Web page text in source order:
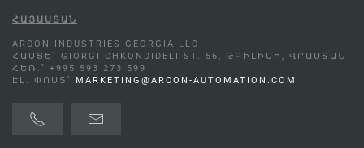
ՀԱՅԱՍՏԱՆ
ARCON INDUSTRIES GEORGIA LLC
ՀԱՍՑԵ՝ GIORGI CHKONDIDELI ST. 56, ԹԲԻԼԻՍԻ, ՎՐԱՍՏԱՆ
ՀԵՌ.՝ +995 593 273 599
ԷԼ. ՓՈՍՏ՝ MARKETING@ARCON-AUTOMATION.COM